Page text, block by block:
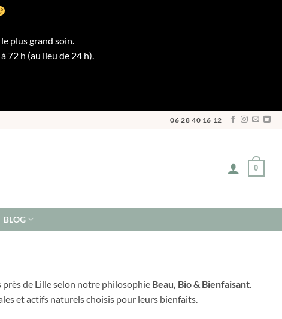
plus grand soin.
72 h (au lieu de 24 h).
06 28 40 16 12
0
BLOG
de Lille selon notre philosophie Beau, Bio & Bienfaisant
et actifs naturels choisis pour leurs bienfaits.